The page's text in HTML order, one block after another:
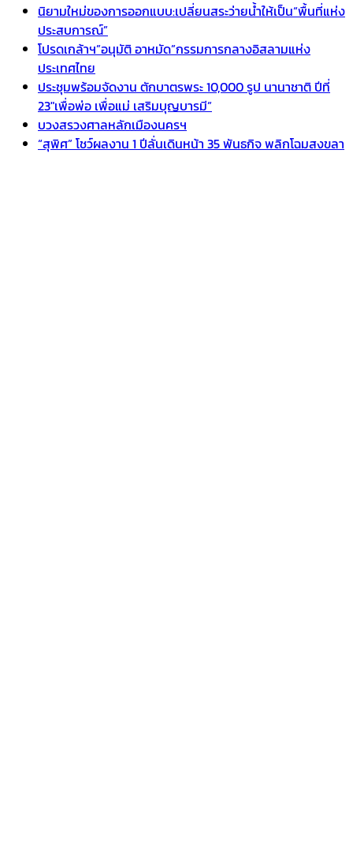
นิยามใหม่ของการออกแบบ:เปลี่ยนสระว่ายน้ำให้เป็น“พื้นที่แห่ง
ประสบการณ์”
โปรดเกล้าฯ”อนุมัติ อาหมัด”กรรมการกลางอิสลามแห่ง
ประเทศไทย
ประชุมพร้อมจัดงาน ตักบาตรพระ 10,000 รูป นานาชาติ ปีที่
23″เพื่อพ่อ เพื่อแม่ เสริมบุญบารมี”
บวงสรวงศาลหลักเมืองนครฯ
“สุพิศ” โชว์ผลงาน 1 ปีลั่นเดินหน้า 35 พันธกิจ พลิกโฉมสงขลา